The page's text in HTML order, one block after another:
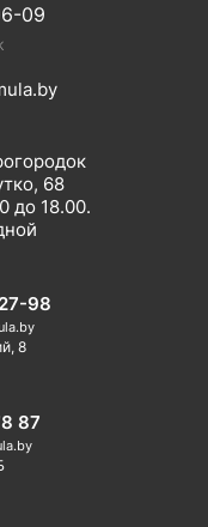
09
68
до 18.00.
98
8
87